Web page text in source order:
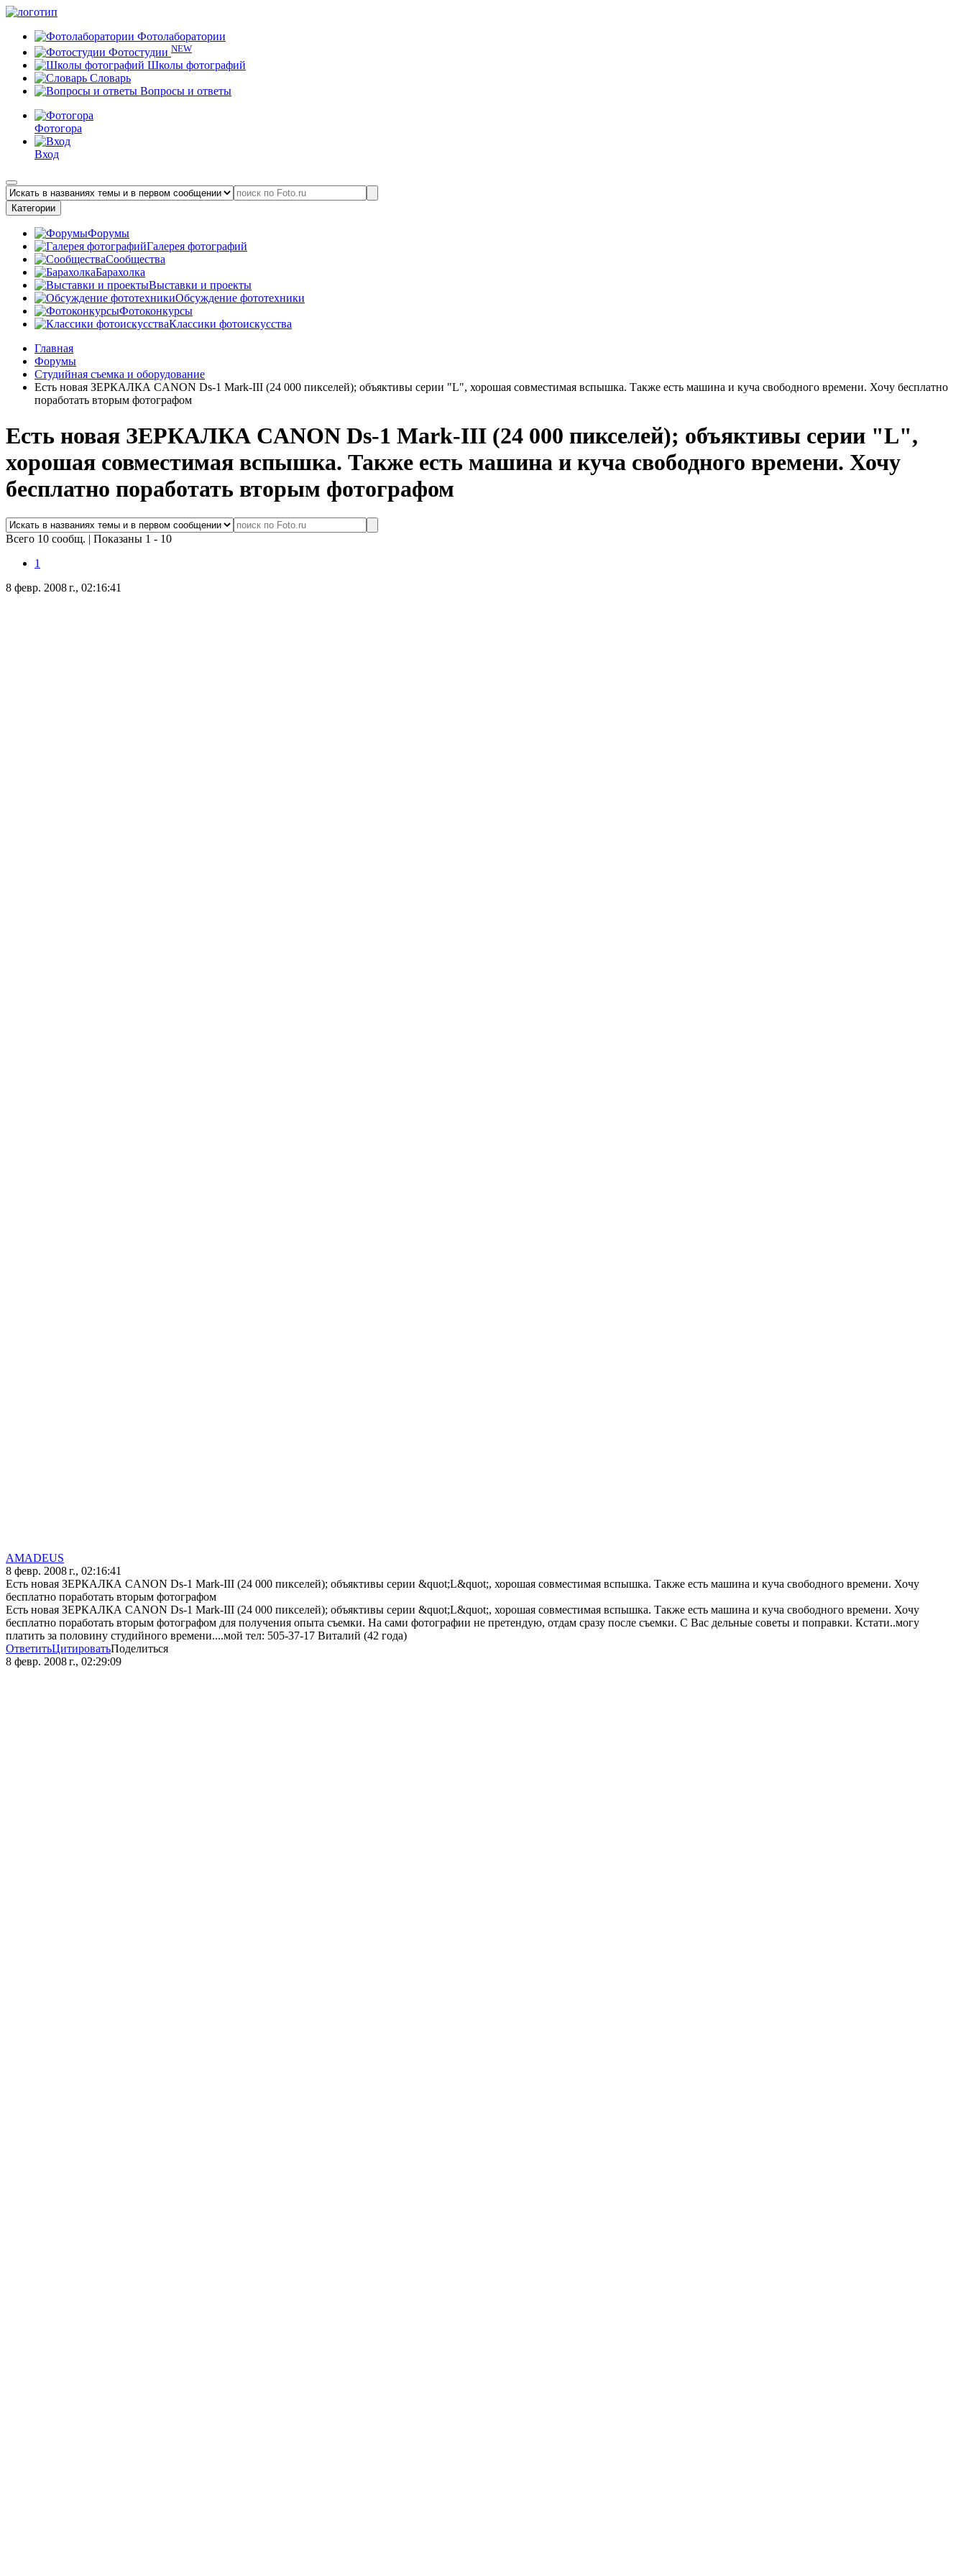
Фотолаборатории
Фотостудии NEW
Школы фотографий
Словарь
Вопросы и ответы
Фотогора
Вход
Категории
Форумы
Галерея фотографий
Сообщества
Барахолка
Выставки и проекты
Обсуждение фототехники
Фотоконкурсы
Классики фотоискусства
Главная
Форумы
Студийная съемка и оборудование
Есть новая ЗЕРКАЛКА CANON Ds-1 Mark-III (24 000 пикселей); объяктивы серии "L", хорошая совместимая вспышка. Также есть машина и куча свободного времени. Хочу бесплатно
поработать вторым фотографом
Есть новая ЗЕРКАЛКА CANON Ds-1 Mark-III (24 000 пикселей); объяктивы серии "L",
хорошая совместимая вспышка. Также есть машина и куча свободного времени. Хочу
бесплатно поработать вторым фотографом
Всего 10 сообщ. | Показаны 1 - 10
1
8 февр. 2008 г., 02:16:41
AMADEUS
8 февр. 2008 г., 02:16:41
Есть новая ЗЕРКАЛКА CANON Ds-1 Mark-III (24 000 пикселей); объяктивы серии &quot;L&quot;, хорошая совместимая вспышка. Также есть машина и куча свободного времени. Хочу
бесплатно поработать вторым фотографом
Есть новая ЗЕРКАЛКА CANON Ds-1 Mark-III (24 000 пикселей); объяктивы серии &quot;L&quot;, хорошая совместимая вспышка. Также есть машина и куча свободного времени. Хочу
бесплатно поработать вторым фотографом для получения опыта съемки. На сами фотографии не претендую, отдам сразу после съемки. С Вас дельные советы и поправки. Кстати..могу
платить за половину студийного времени....мой тел: 505-37-17 Виталий (42 года)
ОтветитьЦитироватьПоделиться
8 февр. 2008 г., 02:29:09